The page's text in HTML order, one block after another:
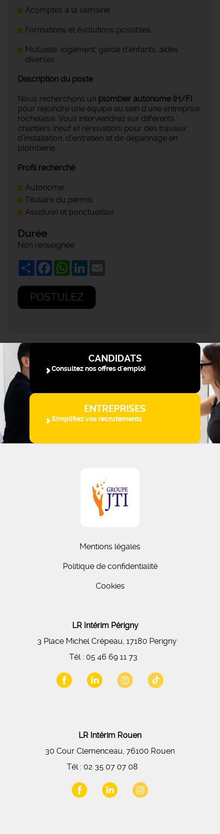
Acomptes à la semaine
Formations et évolutions possibles
Mutuelle, logement, garde d’enfants, aides
diverses
Description du poste
Nous recherchons un plombier autonome (H/F)
pour rejoindre une équipe au sein d'une entreprise
rochelaise. Vous interviendrez sur différents
chantiers (neuf et rénovation) pour des travaux
d’installation, d’entretien et de dépannage en
plomberie.
Profil recherché
Autonome
Titulaire du permis
Assidu(e) et ponctuel(lle)
Durée
Non renseignée
ShareFacebookWhatsApp
LinkedIn
POSTULEZ
CANDIDATS
Consultez nos offres d'emploi
ENTREPRISES
Simplifiez vos recrutements
Mentions légales
Politique de confidentialité
Cookies
LR Intérim Périgny
3 Place Michel Crépeau, 17180 Perigny
Tél : 05 46 69 11 73
LR Intérim Rouen
30 Cour Clemenceau, 76100 Rouen
Tél : 02 35 07 07 08